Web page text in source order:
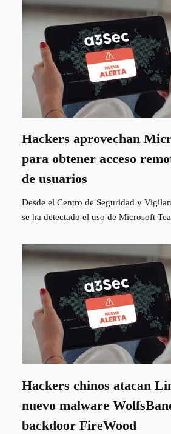
Hackers aprovechan
para obtener acceso
de usuarios
Desde el Centro de Seguridad y
se ha detectado el uso de Microsoft
Hackers chinos atacan
nuevo malware
backdoor FireWood